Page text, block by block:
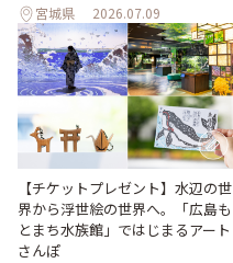
宮城県 2026.07.09
【チケットプレゼント】水辺の世
界から浮世絵の世界へ。「広島も
とまち水族館」ではじまるアート
さんぽ